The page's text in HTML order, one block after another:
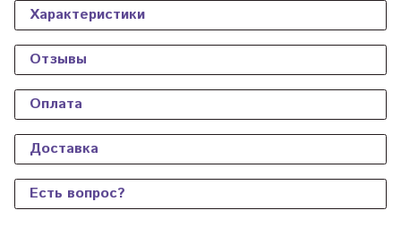
Характеристики
Отзывы
Оплата
Доставка
Есть вопрос?